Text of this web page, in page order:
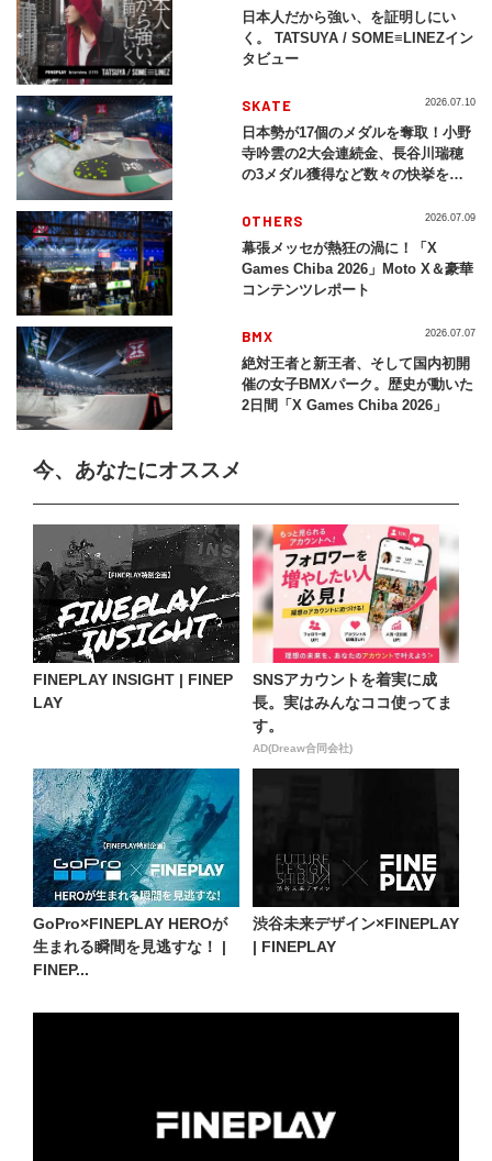
日本人だから強い、を証明しにい
く。 TATSUYA / SOME≡LINEZイン
タビュー
SKATE
日本勢が17個のメダルを奪取！小野
寺吟雲の2大会連続金、長谷川瑞穂
の3メダル獲得など数々の快挙をプ
2026」
2026.07.10
OTHERS
幕張メッセが熱狂の渦に！「X
Games Chiba 2026」Moto X＆豪華
コンテンツレポート
2026.07.09
BMX
絶対王者と新王者、そして国内初開
催の女子BMXパーク。歴史が動いた
2日間「X Games Chiba 2026」
2026.07.07
今、あなたにオススメ
FINEPLAY INSIGHT | FINEP
LAY
SNSアカウントを着実に成
長。実はみんなココ使ってま
す。
AD(Dreaw合同会社)
GoPro×FINEPLAY HEROが
生まれる瞬間を見逃すな！ |
FINEP...
渋谷未来デザイン×FINEPLAY
| FINEPLAY